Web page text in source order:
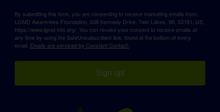
By submitting this form, you are consenting to receive marketing emails from:
LGMD Awareness Foundation, 638 Kennedy Drive, Twin Lakes, WI, 53181, US,
https://www.lgmd-info.org/. You can revoke your consent to receive emails at
any time by using the SafeUnsubscribe® link, found at the bottom of every
email. Emails are serviced by Constant Contact.
Sign up!